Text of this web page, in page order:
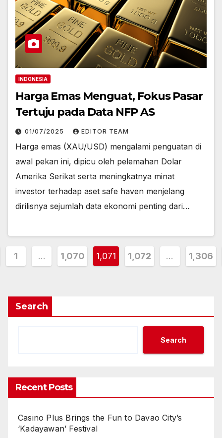
INDONESIA
Harga Emas Menguat, Fokus Pasar
Tertuju pada Data NFP AS
01/07/2025 EDITOR TEAM
Harga emas (XAU/USD) mengalami penguatan di
awal pekan ini, dipicu oleh pelemahan Dolar
Amerika Serikat serta meningkatnya minat
investor terhadap aset safe haven menjelang
dirilisnya sejumlah data ekonomi penting dari…
1 … 1,070 1,071 1,072 … 1,306
Search
Search
Recent Posts
Casino Plus Brings the Fun to Davao City’s
‘Kadayawan’ Festival